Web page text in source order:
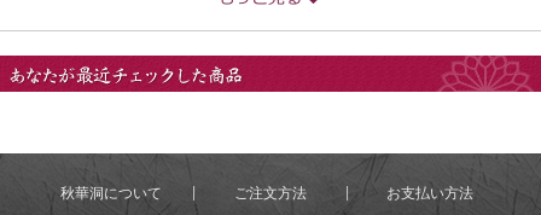
秋華洞について ご注文方法 お支払い方法